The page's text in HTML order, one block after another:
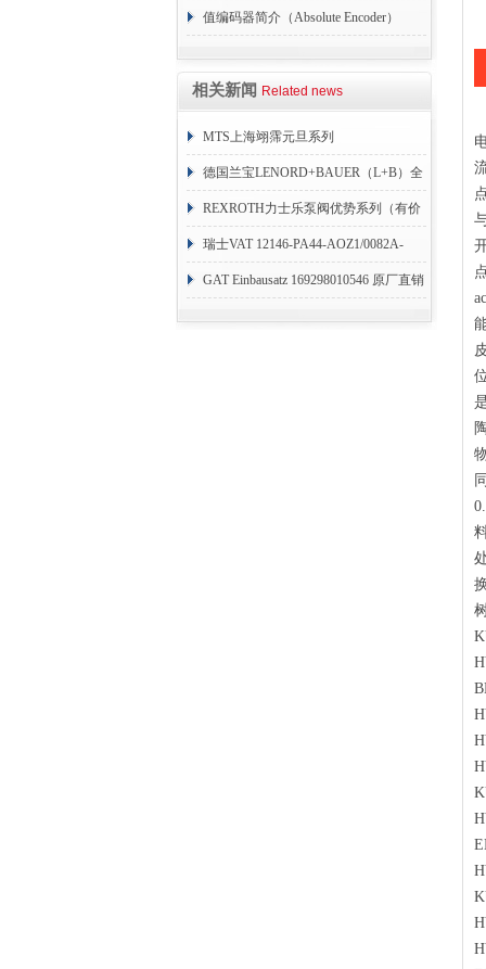
值编码器简介（Absolute Encoder）
相关新闻 Related news
MTS上海翊霈元旦系列
RHM3050MR081A01
德国兰宝LENORD+BAUER（L+B）全
系列编码器
REXROTH力士乐泵阀优势系列（有价
目表）
瑞士VAT 12146-PA44-AOZ1/0082A-
1173938
GAT Einbausatz 169298010546 原厂直销